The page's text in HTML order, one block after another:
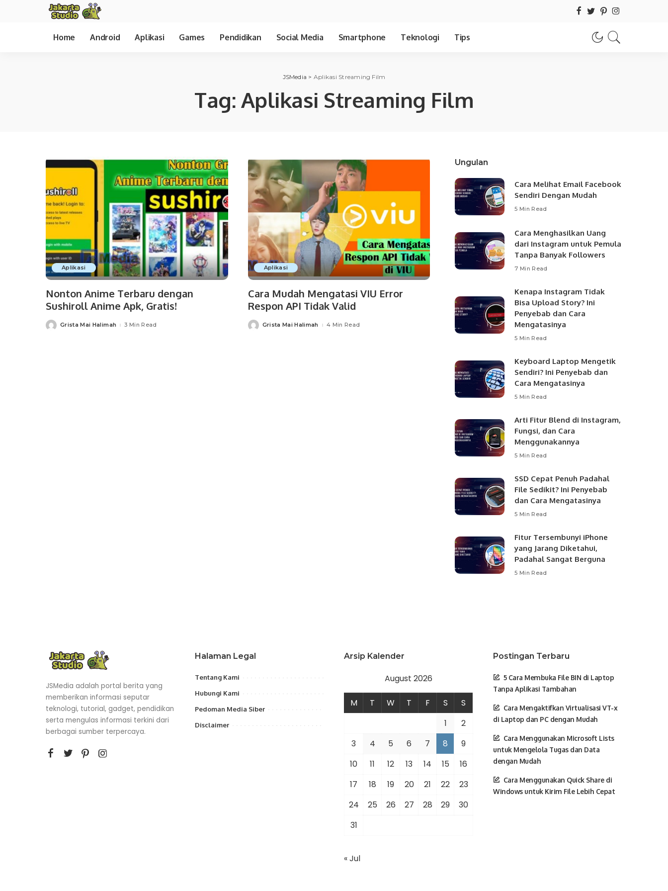
Home Android Aplikasi Games Pendidikan Social Media Smartphone Teknologi Tips
JSMedia > Aplikasi Streaming Film
Tag: Aplikasi Streaming Film
Aplikasi
Nonton Anime Terbaru dengan
Sushiroll Anime Apk, Gratis!
PostedGrista Mai Halimah 3 Min Read
Aplikasi
Cara Mudah Mengatasi VIU Error
Respon API Tidak Valid
PostedGrista Mai Halimah 4 Min Read
Ungulan
Cara Melihat Email Facebook
Sendiri Dengan Mudah
5 Min Read
Cara Menghasilkan Uang
dari Instagram untuk Pemula
Tanpa Banyak Followers
7 Min Read
Kenapa Instagram Tidak
Bisa Upload Story? Ini
Penyebab dan Cara
Mengatasinya
5 Min Read
Keyboard Laptop Mengetik
Sendiri? Ini Penyebab dan
Cara Mengatasinya
5 Min Read
Arti Fitur Blend di Instagram,
Fungsi, dan Cara
Menggunakannya
5 Min Read
SSD Cepat Penuh Padahal
File Sedikit? Ini Penyebab
dan Cara Mengatasinya
5 Min Read
Fitur Tersembunyi iPhone
yang Jarang Diketahui,
Padahal Sangat Berguna
5 Min Read
JSMedia adalah portal berita yang
memberikan informasi seputar
teknologi, tutorial, gadget, pendidikan
serta mengulas informasi terkini dari
berbagai sumber terpercaya.
Halaman Legal
Tentang Kami
Hubungi Kami
Pedoman Media Siber
Disclaimer
Arsip Kalender
August 2026
M T W T F S
S
1
2
3
4 5 6 7 8
9
10
11 12 13 14 15
16
17
18 19 20 21 22
23
24
25 26 27 28 29
30
31
« Jul
Postingan Terbaru
5 Cara Membuka File BIN di Laptop
Tanpa Aplikasi Tambahan
Cara Mengaktifkan Virtualisasi VT-x
di Laptop dan PC dengan Mudah
Cara Menggunakan Microsoft Lists
untuk Mengelola Tugas dan Data
dengan Mudah
Cara Menggunakan Quick Share di
Windows untuk Kirim File Lebih Cepat